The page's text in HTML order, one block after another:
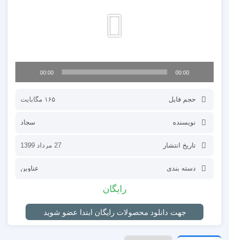
00:00
00:00
حجم فایل ۱۶۵ مگابایت
نویسنده سجاد
تاریخ انتشار 27 مرداد 1399
دسته بندی عناوین
رایگان
جهت دانلود محصولات رایگان ابتدا عضو شوید